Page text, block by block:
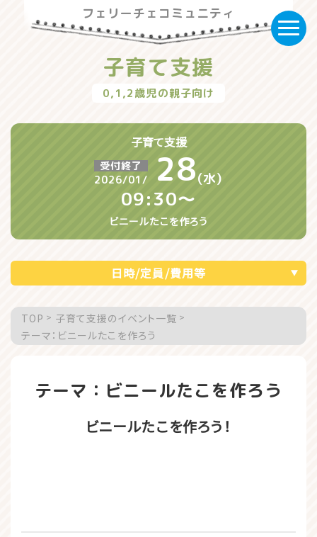
フェリーチェコミュニティ
子育て支援
0,1,2歳児の親子向け
子育て支援
受付終了
2026/01/
28(水)
09:30〜
ビニールたこを作ろう
日時/定員/費用等
TOP
子育て支援のイベント一覧
テーマ：ビニールたこを作ろう
テーマ：ビニールたこを作ろう
ビニールたこを作ろう！